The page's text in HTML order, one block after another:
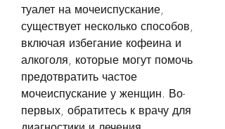
туалет на мочеиспускание,
существует несколько способов,
включая избегание кофеина и
алкоголя, которые могут помочь
предотвратить частое
мочеиспускание у женщин. Во-
первых, обратитесь к врачу для